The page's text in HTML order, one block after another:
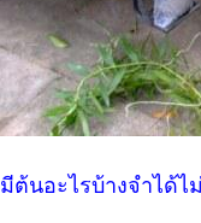
มีต้นอะไรบ้างจำได้